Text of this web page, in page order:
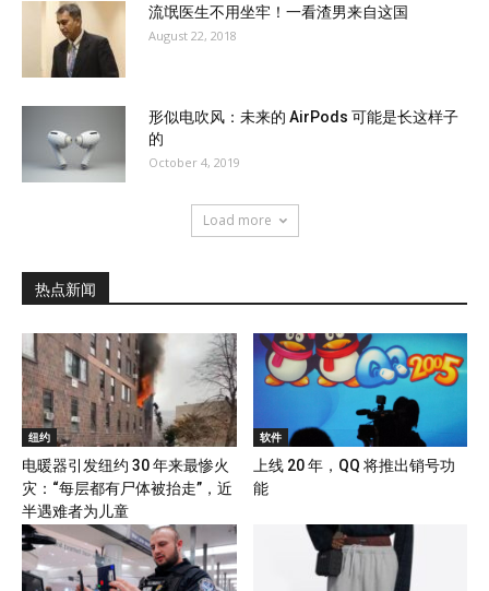
流氓医生不用坐牢！一看渣男来自这国
August 22, 2018
形似电吹风：未来的 AirPods 可能是长这样子
的
October 4, 2019
Load more
热点新闻
纽约
电暖器引发纽约 30 年来最惨火
灾：“每层都有尸体被抬走”，近
半遇难者为儿童
软件
上线 20 年，QQ 将推出销号功
能